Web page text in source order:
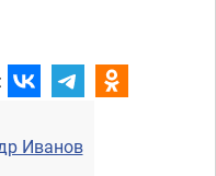
Иванов